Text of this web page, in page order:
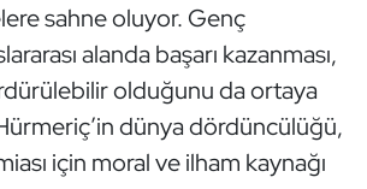
sahne oluyor. Genç
alanda başarı kazanması,
olduğunu da ortaya
dünya dördüncülüğü,
için moral ve ilham kaynağı